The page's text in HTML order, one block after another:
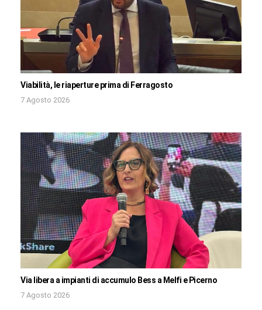
Viabilità, le riaperture prima di Ferragosto
7 Agosto 2026
Via libera a impianti di accumulo Bess a Melfi e Picerno
7 Agosto 2026